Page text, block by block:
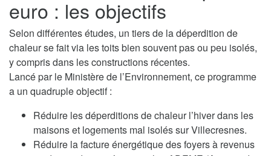
euro : les objectifs
Selon différentes études, un tiers de la déperdition de
chaleur se fait via les toits bien souvent pas ou peu isolés,
y compris dans les constructions récentes.
Lancé par le Ministère de l’Environnement, ce programme
a un quadruple objectif :
Réduire les déperditions de chaleur l’hiver dans les
maisons et logements mal isolés sur Villecresnes.
Réduire la facture énergétique des foyers à revenus